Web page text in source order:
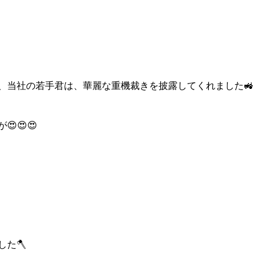
当社の若手君は、華麗な重機裁きを披露してくれました🚜
😍😍😍
た🪓